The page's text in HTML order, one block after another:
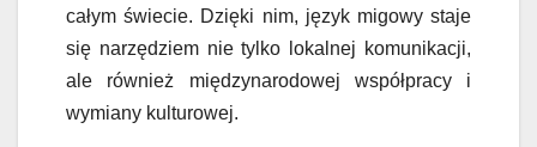
całym świecie. Dzięki nim, język migowy staje
się narzędziem nie tylko lokalnej komunikacji,
ale również międzynarodowej współpracy i
wymiany kulturowej.